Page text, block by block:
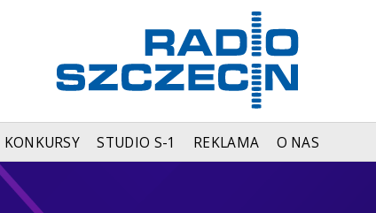
KONKURSY STUDIO S-1 REKLAMA O NAS